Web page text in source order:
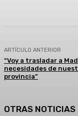
ARTÍCULO ANTERIOR
“Voy a trasladar a
necesidades de
provincia”
OTRAS NOTICIAS